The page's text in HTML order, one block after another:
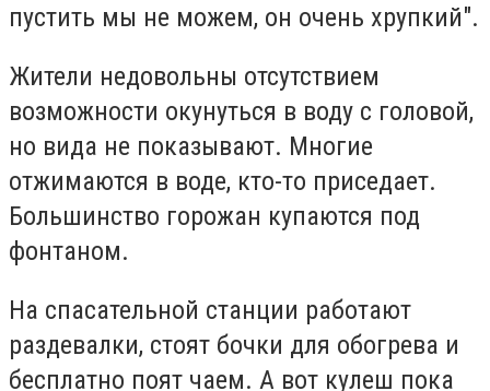
пустить мы не можем, он очень хрупкий".
Жители недовольны отсутствием
возможности окунуться в воду с головой,
но вида не показывают. Многие
отжимаются в воде, кто-то приседает.
Большинство горожан купаются под
фонтаном.
На спасательной станции работают
раздевалки, стоят бочки для обогрева и
бесплатно поят чаем. А вот кулеш пока